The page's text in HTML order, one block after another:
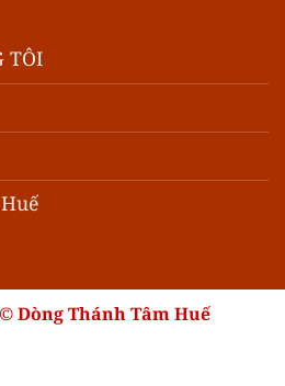
TÔI
Dòng Thánh Tâm Huế